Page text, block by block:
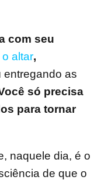
com seu
altar,
entregando as
só precisa
para tornar
naquele dia, é o
de que o